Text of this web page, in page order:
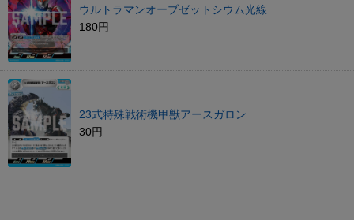
ウルトラマンオーブゼットシウム光線
180円
23式特殊戦術機甲獣アースガロン
30円